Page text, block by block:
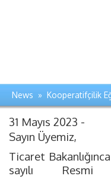
News » Kooperatifçilik
31 Mayıs 2023 -
Sayın Üyemiz,
Ticaret
sayılı Resmi